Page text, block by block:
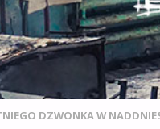
DZWONKA W